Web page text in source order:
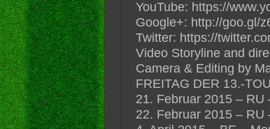
YouTube: https://
Google+: http://goo.gl/
Twitter: https://
Video Storyline and
Camera & Editing by
FREITAG DER 13.-
21. Februar 2015 – RU
22. Februar 2015 – RU